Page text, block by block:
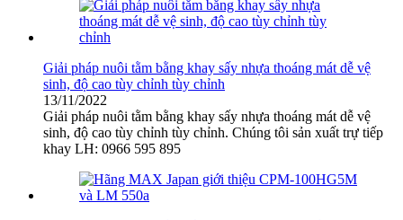
Giải pháp nuôi tằm bằng khay sấy nhựa thoáng mát dễ vệ
sinh, độ cao tùy chỉnh tùy chỉnh
13/11/2022
Giải pháp nuôi tằm bằng khay sấy nhựa thoáng mát dễ vệ
sinh, độ cao tùy chỉnh tùy chỉnh. Chúng tôi sản xuất trự tiếp
khay LH: 0966 595 895